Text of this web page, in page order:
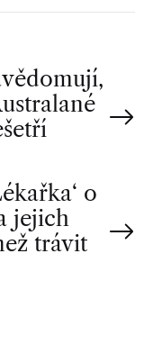
o
jejich
trávit